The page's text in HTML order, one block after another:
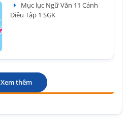
Mục lục Ngữ Văn 11 Cánh
Diều Tập 1 SGK
Xem thêm